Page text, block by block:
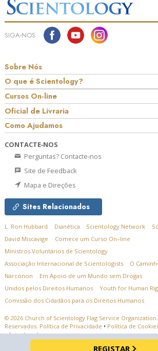
REGISTAR
SIGA‑NOS
Sobre Nós
O que é Scientology?
Cursos On‑line
Oficial de Livraria
Como Ajudamos
CONTACTE‑NOS
Perguntas? Contacte‑nos
Site de Feedback
Mapa e Direções
Sites Relacionados
L. Ron Hubbard Dianética Scientology Network
David Miscavige
Comece um Curso On–line
Ministros Voluntários de Scientology
Associação Internacional de Scientologists
O
Narconon
Em Apoio de um Mundo sem Drogas
Unidos pelos Direitos Humanos
Youth for Human
Comissão dos Cidadãos para os Direitos Humanos
© 2026 Church of Scientology Flag Service Organization.
Reservados. Política de Privacidade • Política de
•Aviso Legal